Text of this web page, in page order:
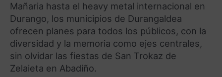
Mañaria hasta el heavy metal internacional en
Durango, los municipios de Durangaldea
ofrecen planes para todos los públicos, con la
diversidad y la memoria como ejes centrales,
sin olvidar las fiestas de San Trokaz de
Zelaieta en Abadiño.